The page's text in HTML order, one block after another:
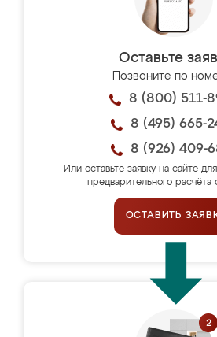
Оставьте
Позвоните по
8 (800) 511-
8 (495) 665-
8 (926) 409-
Или оставьте заявку на сайте
предварительного расчёта
ОСТАВИТЬ